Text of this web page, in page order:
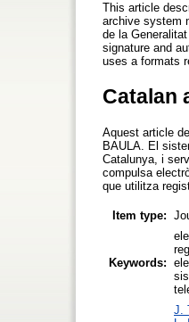
This article
archive system
de la
signature and
uses a formats
Catalan
Aquest article
BAULA. El
Catalunya, i
compulsa
que utilitza
Item type:
Keywords:
J.